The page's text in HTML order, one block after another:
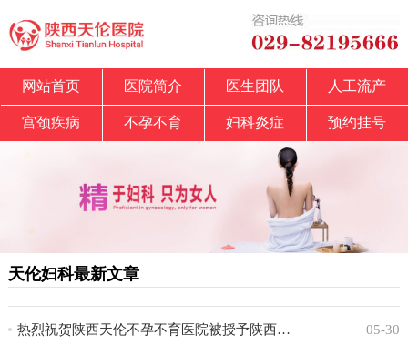
网站首页 医院简介 医生团队 人工流产
宫颈疾病 不孕不育 妇科炎症 预约挂号
天伦妇科最新文章
05-30
热烈祝贺陕西天伦不孕不育医院被授予陕西省中